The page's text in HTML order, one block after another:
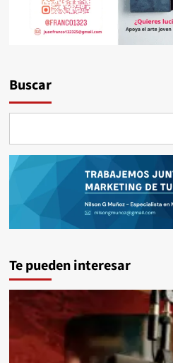
Buscar
Te pueden interesar